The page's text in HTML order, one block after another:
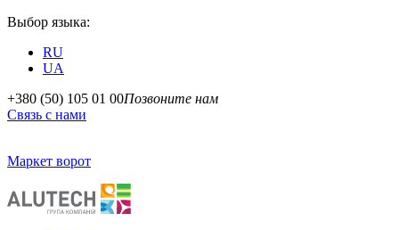
Выбор языка:
RU
UA
+380 (50) 105 01 00Позвоните нам
Связь с нами
Маркет ворот